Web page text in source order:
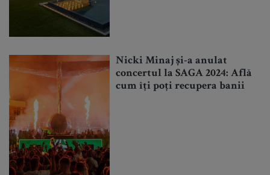
Nicki Minaj și-a anulat
concertul la SAGA 2024: Află
cum îți poți recupera banii